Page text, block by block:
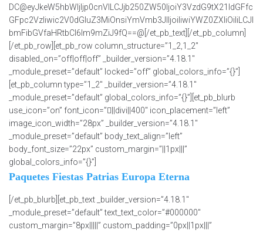
DC@eyJkeW5hbWljIjp0cnVlLCJjb250ZW50IjoiY3VzdG9tX21ldGFfc
GFpc2VzIiwic2V0dGluZ3MiOnsiYmVmb3JlIjoiIiwiYWZ0ZXIiOiIiLCJl
bmFibGVfaHRtbCI6Im9mZiJ9fQ==@[/et_pb_text][/et_pb_column]
[/et_pb_row][et_pb_row column_structure=”1_2,1_2″
disabled_on=”off|off|off” _builder_version=”4.18.1″
_module_preset=”default” locked=”off” global_colors_info=”{}”]
[et_pb_column type=”1_2″ _builder_version=”4.18.1″
_module_preset=”default” global_colors_info=”{}”][et_pb_blurb
use_icon=”on” font_icon=”||divi||400″ icon_placement=”left”
image_icon_width=”28px” _builder_version=”4.18.1″
_module_preset=”default” body_text_align=”left”
body_font_size=”22px” custom_margin=”||1px|||”
global_colors_info=”{}”]
Paquetes Fiestas Patrias Europa Eterna
[/et_pb_blurb][et_pb_text _builder_version=”4.18.1″
_module_preset=”default” text_text_color=”#000000″
custom_margin=”8px|||||” custom_padding=”0px||1px|||”